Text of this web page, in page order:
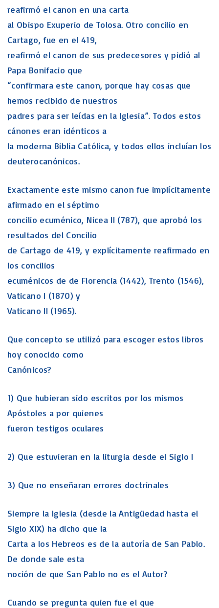
reafirmó el canon en una carta
al Obispo Exuperio de Tolosa. Otro concilio en
Cartago, fue en el 419,
reafirmó el canon de sus predecesores y pidió al
Papa Bonifacio que
“confirmara este canon, porque hay cosas que
hemos recibido de nuestros
padres para ser leídas en la Iglesia”. Todos estos
cánones eran idénticos a
la moderna Biblia Católica, y todos ellos incluían los
deuterocanónicos.
Exactamente este mismo canon fue implícitamente
afirmado en el séptimo
concilio ecuménico, Nicea II (787), que aprobó los
resultados del Concilio
de Cartago de 419, y explícitamente reafirmado en
los concilios
ecuménicos de de Florencia (1442), Trento (1546),
Vaticano I (1870) y
Vaticano II (1965).
Que concepto se utilizó para escoger estos libros
hoy conocido como
Canónicos?
1) Que hubieran sido escritos por los mismos
Apóstoles a por quienes
fueron testigos oculares
2) Que estuvieran en la liturgia desde el Siglo I
3) Que no enseñaran errores doctrinales
Siempre la Iglesia (desde la Antigüedad hasta el
Siglo XIX) ha dicho que la
Carta a los Hebreos es de la autoría de San Pablo.
De donde sale esta
noción de que San Pablo no es el Autor?
Cuando se pregunta quien fue el que